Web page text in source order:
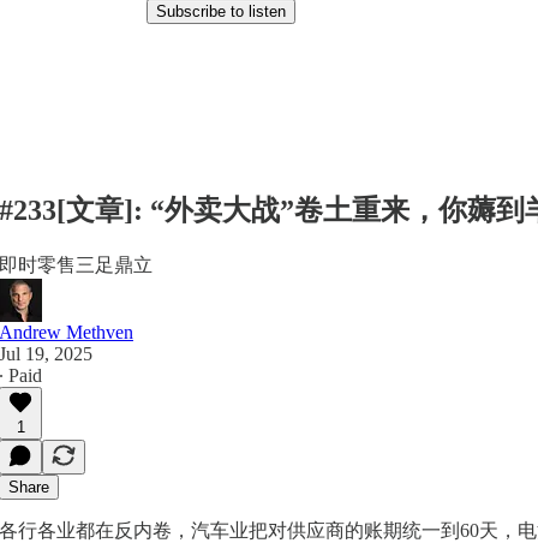
Subscribe to listen
#233[文章]: “外卖大战”卷土重来，你薅到
即时零售三足鼎立
Andrew Methven
Jul 19, 2025
∙ Paid
1
Share
各行各业都在反内卷，汽车业把对供应商的账期统一到60天，